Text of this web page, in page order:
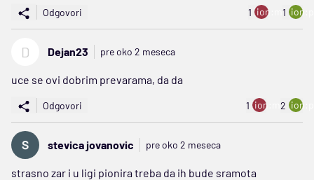
Odgovori 1 ion:minus
1
D Dejan23 pre oko 2 meseca
uce se ovi dobrim prevarama, da da
Odgovori 1 ion:minus
2
stevica jovanovic pre oko 2 meseca
strasno zar i u ligi pionira treba da ih bude sramota